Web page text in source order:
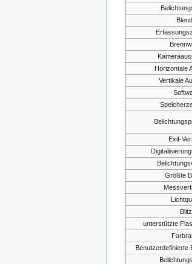
Horizontale
Vertikale
Exif-
Größte
Blitz
unterstützte
Benutzerdefinierte